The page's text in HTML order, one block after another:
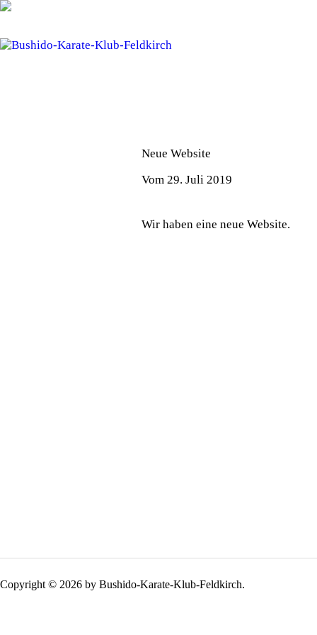
Neue Website
Vom 29. Juli 2019
Wir haben eine neue Website.
Copyright © 2026 by Bushido-Karate-Klub-Feldkirch.